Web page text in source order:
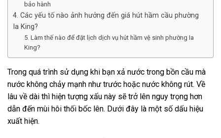
bảo hành
4. Các yếu tố nào ảnh hưởng đến giá hút hầm cầu phường
Ia King?
5. Làm thế nào để đặt lịch dịch vụ hút hầm vệ sinh phường Ia
King?
Trong quá trình sử dụng khi bạn xả nước trong bồn cầu mà
nước không chảy mạnh như trước hoặc nước không rút. Về
lâu về dài thì hiện tượng xấu này sẽ trở lên nguy trọng hơn
dẫn đến mùi hôi thối bốc lên. Dưới đây là một số dấu hiệu
xuất hiện.